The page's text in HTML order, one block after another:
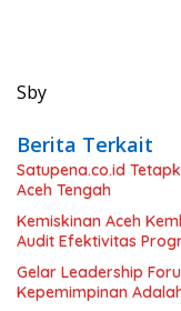
Sby
Berita Terkait
Satupena.co.id
Aceh Tengah
Kemiskinan Aceh
Audit Efektivitas
Gelar Leadership
Kepemimpinan